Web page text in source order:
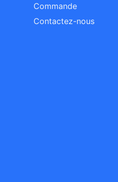
Commande
Contactez-nous